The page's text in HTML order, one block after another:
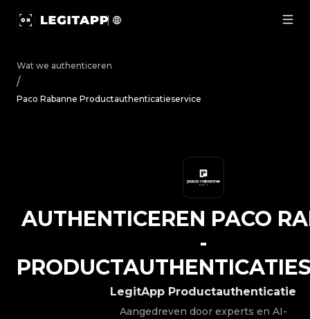
Wat we authenticeren
/
Paco Rabanne Productauthenticatieservice
LegitApp Productauthenticatie
Aangedreven door experts en AI-
AUTHENTICEREN PACO
-